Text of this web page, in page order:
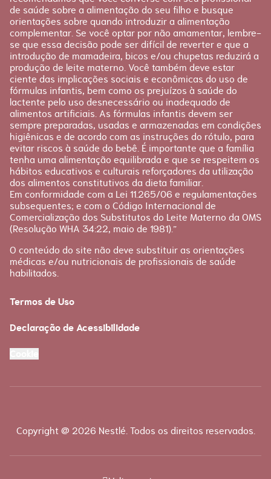
de saúde sobre a alimentação do seu filho e busque
orientações sobre quando introduzir a alimentação
complementar. Se você optar por não amamentar, lembre-
se que essa decisão pode ser difícil de reverter e que a
introdução de mamadeira, bicos e/ou chupetas reduzirá a
produção de leite materno. Você também deve estar
ciente das implicações sociais e econômicas do uso de
fórmulas infantis, bem como os prejuízos à saúde do
lactente pelo uso desnecessário ou inadequado de
alimentos artificiais. As fórmulas infantis devem ser
sempre preparadas, usadas e armazenadas em condições
higiênicas e de acordo com as instruções do rótulo, para
evitar riscos à saúde do bebê. É importante que a família
tenha uma alimentação equilibrada e que se respeitem os
hábitos educativos e culturais reforçadores da utilização
dos alimentos constitutivos da dieta familiar.
Em conformidade com a Lei 11.265/06 e regulamentações
subsequentes; e com o Código Internacional de
Comercialização dos Substitutos do Leite Materno da OMS
(Resolução WHA 34:22, maio de 1981).”
O conteúdo do site não deve substituir as orientações
médicas e/ou nutricionais de profissionais de saúde
habilitados.
Termos de Uso
Declaração de Acessibilidade
Cookie
Copyright @ 2026 Nestlé. Todos os direitos reservados.